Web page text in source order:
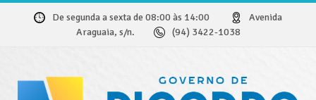
De segunda a sexta de 08:00 às 14:00
Avenida
Araguaia, s/n.
(94) 3422-1038